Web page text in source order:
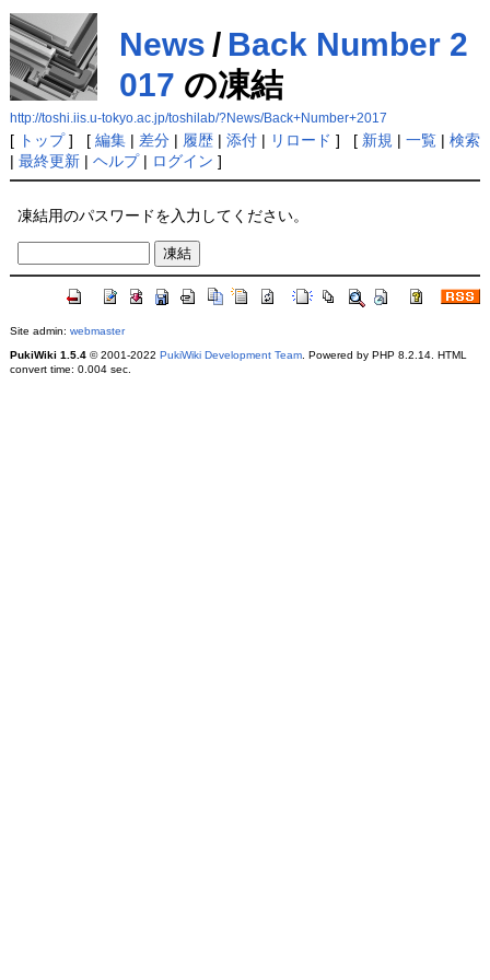
News / Back Number 2
017 の凍結
http://toshi.iis.u-tokyo.ac.jp/toshilab/?News/Back+Number+2017
[ トップ] [ 編集| 差分| 履歴| 添付| リロード ] [ 新規 | 一覧| 検索
| 最終更新| ヘルプ| ログイン ]
凍結用のパスワードを入力してください。
Site admin: webmaster
PukiWiki 1.5.4© 2001-2022 PukiWiki Development Team. Powered by PHP 8.2.14. HTML
convert time: 0.004 sec.